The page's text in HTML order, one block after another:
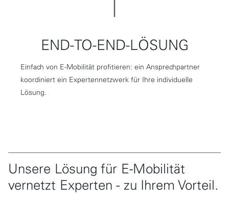
END-TO-END-LÖSUNG
Einfach von E-Mobilität profitieren: ein Ansprechpartner
koordiniert ein Expertennetzwerk für Ihre individuelle
Lösung.
Unsere Lösung für E-Mobilität
vernetzt Experten - zu Ihrem Vorteil.